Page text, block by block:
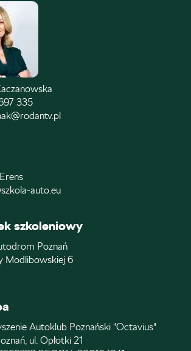
335
auto.eu
szkoleniowy
Poznań
Modlibowskiej 6
Autoklub Poznański "Octavius"
ul. Opłotki 21